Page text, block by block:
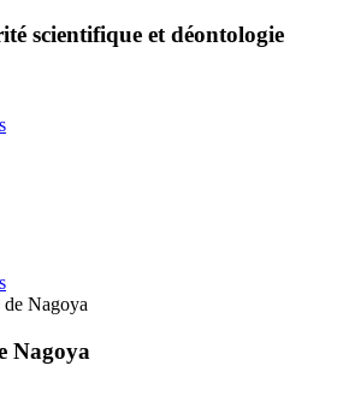
scientifique et déontologie
Nagoya
Nagoya